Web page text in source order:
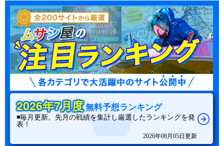
2026年7月度 無料予想ランキング
◾️毎月更新。先月の戦績を集計し厳選したランキングを発
表！
2026年08月05日更新